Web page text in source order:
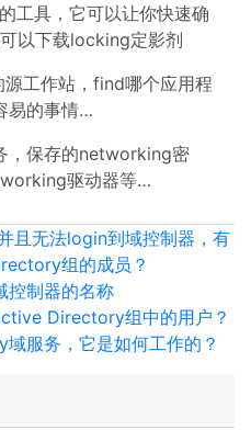
工具，它可以让你快速确
以下载locking定影剂
工作站，find哪个应用程
易的事情…
，保存的networking密
驱动器等…
且无法login到域控制器，有
组的成员？
制器的名称
Directory组中的用户？
服务，它是如何工作的？